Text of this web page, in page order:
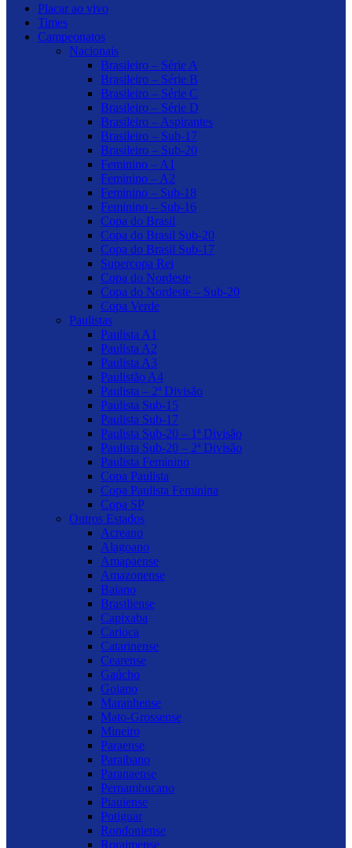
Placar ao vivo
Times
Campeonatos
Nacionais
Brasileiro – Série A
Brasileiro – Série B
Brasileiro – Série C
Brasileiro – Série D
Brasileiro – Aspirantes
Brasileiro – Sub-17
Brasileiro – Sub-20
Feminino – A1
Feminino – A2
Feminino – Sub-18
Feminino – Sub-16
Copa do Brasil
Copa do Brasil Sub-20
Copa do Brasil Sub-17
Supercopa Rei
Copa do Nordeste
Copa do Nordeste – Sub-20
Copa Verde
Paulistas
Paulista A1
Paulista A2
Paulista A3
Paulistão A4
Paulista – 2ª Divisão
Paulista Sub-15
Paulista Sub-17
Paulista Sub-20 – 1ª Divisão
Paulista Sub-20 – 2ª Divisão
Paulista Feminino
Copa Paulista
Copa Paulista Feminina
Copa SP
Outros Estados
Acreano
Alagoano
Amapaense
Amazonense
Baiano
Brasiliense
Capixaba
Carioca
Catarinense
Cearense
Gaúcho
Goiano
Maranhense
Mato-Grossense
Mineiro
Paraense
Paraibano
Paranaense
Pernambucano
Piauiense
Potiguar
Rondoniense
Roraimense